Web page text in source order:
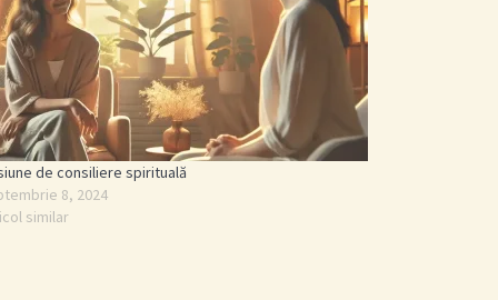
de consiliere spirituală
8, 2024
similar